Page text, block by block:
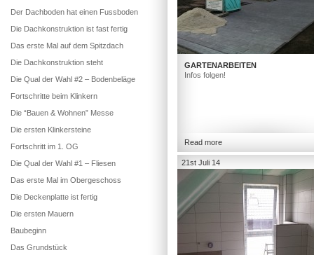
GARTENARBEITEN
Infos folgen!
Read more
21st Juli 14
Der Dachboden hat einen Fussboden
Die Dachkonstruktion ist fast fertig
Das erste Mal auf dem Spitzdach
Die Dachkonstruktion steht
Die Qual der Wahl #2 – Bodenbeläge
Fortschritte beim Klinkern
Die “Bauen & Wohnen” Messe
Die ersten Klinkersteine
Fortschritt im 1. OG
Die Qual der Wahl #1 – Fliesen
Das erste Mal im Obergeschoss
Die Deckenplatte ist fertig
Die ersten Mauern
Baubeginn
Das Grundstück